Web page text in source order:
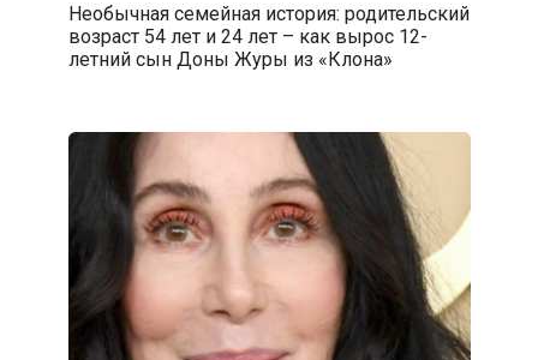
Необычная семейная история: родительский
возраст 54 лет и 24 лет – как вырос 12-
летний сын Доны Журы из «Клона»